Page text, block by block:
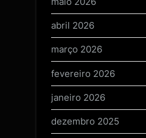
abril 2026
março 2026
fevereiro 2026
janeiro 2026
dezembro 2025